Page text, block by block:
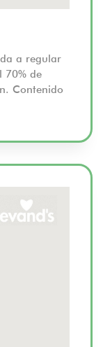
a regular
70% de
Contenido